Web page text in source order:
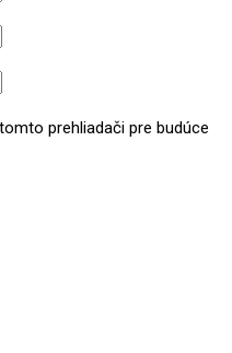
prehliadači pre budúce